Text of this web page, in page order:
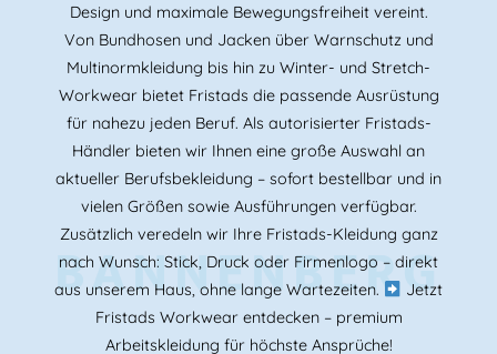
Design und maximale Bewegungsfreiheit vereint.
Von Bundhosen und Jacken über Warnschutz und
Multinormkleidung bis hin zu Winter- und Stretch-
Workwear bietet Fristads die passende Ausrüstung
für nahezu jeden Beruf. Als autorisierter Fristads-
Händler bieten wir Ihnen eine große Auswahl an
aktueller Berufsbekleidung – sofort bestellbar und in
vielen Größen sowie Ausführungen verfügbar.
Zusätzlich veredeln wir Ihre Fristads-Kleidung ganz
nach Wunsch: Stick, Druck oder Firmenlogo – direkt
aus unserem Haus, ohne lange Wartezeiten.
Jetzt
Fristads Workwear entdecken – premium
Arbeitskleidung für höchste Ansprüche!
BANNENBERG